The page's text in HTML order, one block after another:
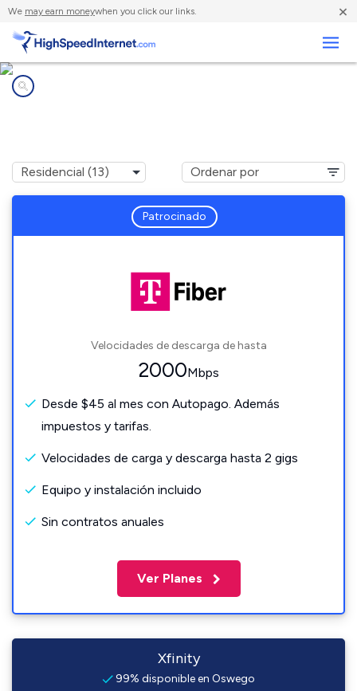
We may earn moneywhen you click our links. ×
Patrocinado
Velocidades de descarga de hasta
2000Mbps
Desde $45 al mes con Autopago. Además
impuestos y tarifas.
Velocidades de carga y descarga hasta 2 gigs
Equipo y instalación incluido
Sin contratos anuales
Ver Planes
Xfinity
99% disponible en Oswego